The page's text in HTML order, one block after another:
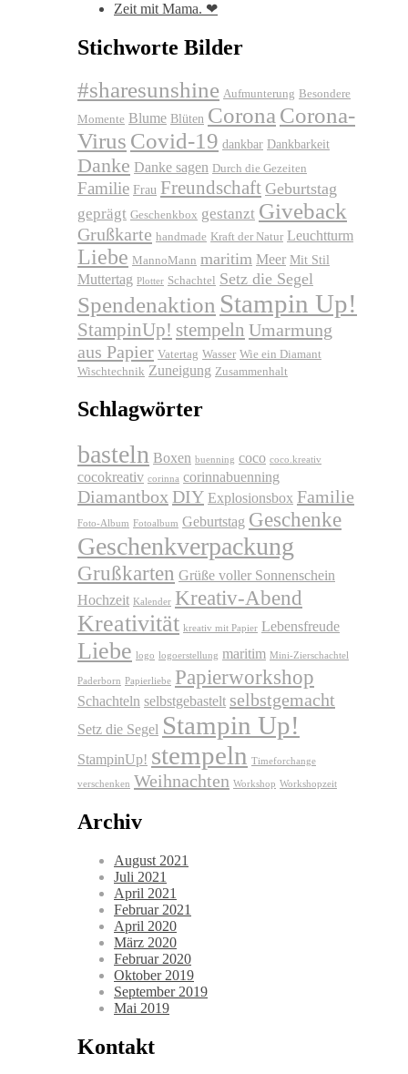
Zeit mit Mama. ❤
Stichworte Bilder
#sharesunshine Aufmunterung Besondere
Momente Blume Blüten CoronaCorona-
Virus Covid-19 dankbar Dankbarkeit
Danke Danke sagen Durch die Gezeiten
Familie Frau Freundschaft Geburtstag
geprägt Geschenkbox gestanzt Giveback
Grußkarte handmade Kraft der Natur Leuchtturm
Liebe MannoMann maritim Meer Mit Stil
Muttertag Plotter Schachtel Setz die Segel
Spendenaktion Stampin Up!
StampinUp! stempeln Umarmung
aus Papier Vatertag Wasser Wie ein Diamant
Wischtechnik Zuneigung Zusammenhalt
Schlagwörter
basteln Boxen buenning coco coco.kreativ
cocokreativ corinna corinnabuenning
Diamantbox DIY Explosionsbox Familie
Foto-Album Fotoalbum Geburtstag Geschenke
Geschenkverpackung
Grußkarten Grüße voller Sonnenschein
Hochzeit Kalender Kreativ-Abend
Kreativität kreativ mit Papier Lebensfreude
Liebe logo logoerstellung maritim Mini-Zierschachtel
Paderborn Papierliebe Papierworkshop
Schachteln selbstgebastelt selbstgemacht
Setz die Segel Stampin Up!
StampinUp! stempeln Timeforchange
verschenken Weihnachten Workshop Workshopzeit
Archiv
August 2021
Juli 2021
April 2021
Februar 2021
April 2020
März 2020
Februar 2020
Oktober 2019
September 2019
Mai 2019
Kontakt